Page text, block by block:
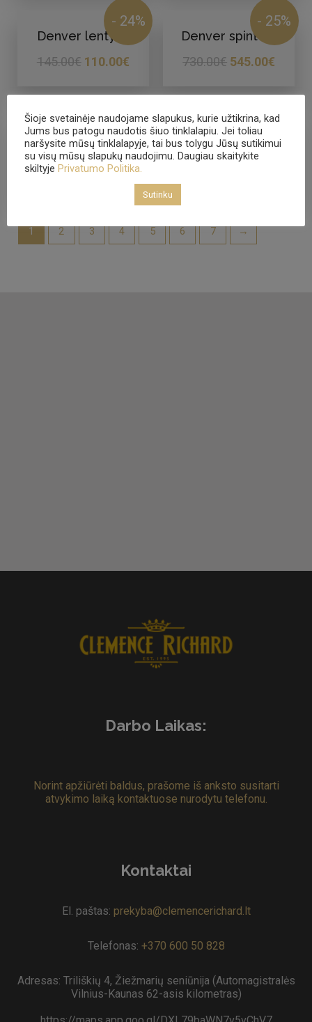
- 24%
Denver lentyna
145.00€ 110.00€
- 25%
Denver spintelė
730.00€ 545.00€
- 23%
Denver vitrina
1,235.00€ 950.00€
- 33%
Kėdė 11
225.00
150.00
1 2 3 4 5 6 7 →
Kontaktai
El. paštas: prekyba@clemencerichard.lt
Telefonas: +370 600 50 828
Adresas: Triliškių 4, Žiežmarių seniūnija (Automagistralės
Vilnius-Kaunas 62-asis kilometras)
Darbo Laikas:
Norint apžiūrėti baldus, prašome iš anksto susitarti
atvykimo laiką kontaktuose nurodytu telefonu.
Šioje svetainėje naudojame slapukus, kurie užtikrina, kad
Jums bus patogu naudotis šiuo tinklalapiu. Jei toliau
naršysite mūsų tinklalapyje, tai bus tolygu Jūsų sutikimui
su visų mūsų slapukų naudojimu. Daugiau skaitykite
skiltyje Privatumo Politika.
Sutinku